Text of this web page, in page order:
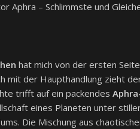
Aphra – Schlimmste und
hat mich von der ersten
der Haupthandlung zieht
trifft auf ein packendes
eines Planeten unter
Die Mischung aus